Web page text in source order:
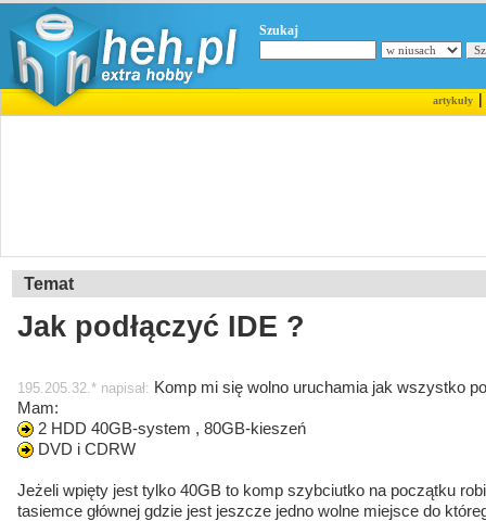
Szukaj
artykuły|
Temat
Jak podłączyć IDE ?
195.205.32.* napisał: Komp mi się wolno uruchamia jak wszystko
Mam:
2 HDD 40GB-system , 80GB-kieszeń
DVD i CDRW
Jeżeli wpięty jest tylko 40GB to komp szybciutko na początku
tasiemce głównej gdzie jest jeszcze jedno wolne miejsce do